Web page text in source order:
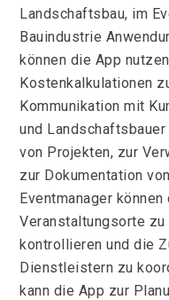
Landschaftsbau, im
Bauindustrie
können die App
Kostenkalkulationen
Kommunikation mit
und
von Projekten, zur
zur Dokumentation
Eventmanager
Veranstaltungsorte
kontrollieren und die
Dienstleistern zu
kann die App zur